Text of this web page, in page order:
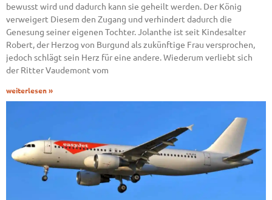
bewusst wird und dadurch kann sie geheilt werden. Der König
verweigert Diesem den Zugang und verhindert dadurch die
Genesung seiner eigenen Tochter. Jolanthe ist seit Kindesalter
Robert, der Herzog von Burgund als zukünftige Frau versprochen,
jedoch schlägt sein Herz für eine andere. Wiederum verliebt sich
der Ritter Vaudemont vom
weiterlesen »